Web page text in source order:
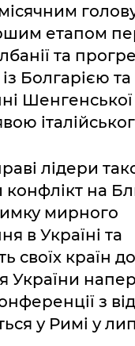
етапом
та
Болгарією
лідери
конфлікт на
мирного
в Україні та
своїх країн до
України
з
у Римі у